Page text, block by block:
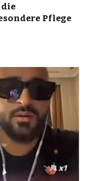
die
Pflege